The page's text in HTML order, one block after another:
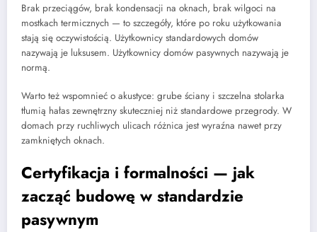
Brak przeciągów, brak kondensacji na oknach, brak wilgoci na
mostkach termicznych — to szczegóły, które po roku użytkowania
stają się oczywistością. Użytkownicy standardowych domów
nazywają je luksusem. Użytkownicy domów pasywnych nazywają je
normą.
Warto też wspomnieć o akustyce: grube ściany i szczelna stolarka
tłumią hałas zewnętrzny skuteczniej niż standardowe przegrody. W
domach przy ruchliwych ulicach różnica jest wyraźna nawet przy
zamkniętych oknach.
Certyfikacja i formalności — jak
zacząć budowę w standardzie
pasywnym